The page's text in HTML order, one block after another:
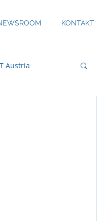
KONTAKT
Austria